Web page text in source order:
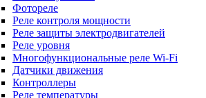
Фотореле
Реле контроля мощности
Реле защиты электродвигателей
Реле уровня
Многофункциональные реле Wi-Fi
Датчики движения
Контроллеры
Реле температуры